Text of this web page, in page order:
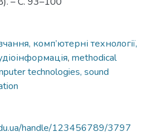
комп’ютерні технології,
, methodical
technologies, sound
handle/123456789/3797